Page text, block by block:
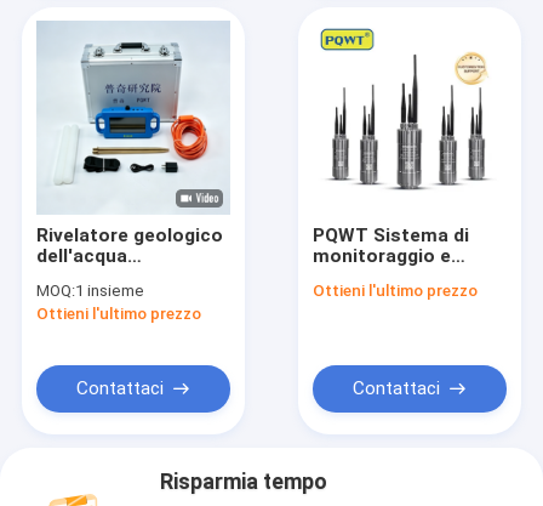
Rivelatore geologico
dell'acqua
500m PQWT S500 di
esplorazione del
MOQ:1 insieme
Ottieni l'ultimo prezzo
Contattaci
PQWT Sistema di
monitoraggio e
delle perdite della
Ottieni l'ultimo prezzo
Contattaci
Risparmia tempo